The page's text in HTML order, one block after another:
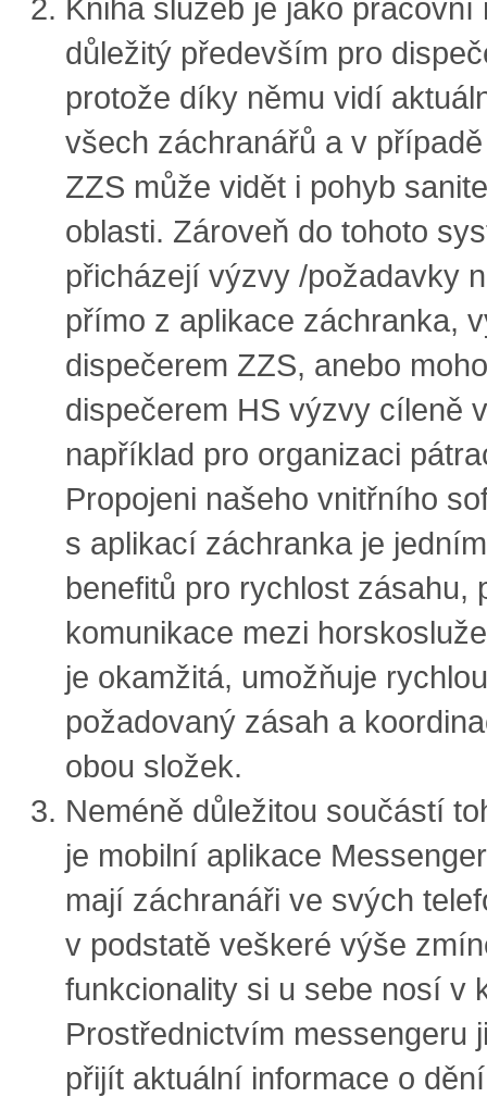
Kniha služeb je jako pracovní
důležitý především pro
protože díky němu vidí
všech záchranářů a v
ZZS může vidět i pohyb
oblasti. Zároveň do tohoto
přicházejí výzvy /požadavky
přímo z aplikace záchranka,
dispečerem ZZS, anebo
dispečerem HS výzvy cíleně
například pro organizaci
Propojeni našeho vnitřního
s aplikací záchranka je
benefitů pro rychlost zásahu,
komunikace mezi
je okamžitá, umožňuje
požadovaný zásah a
obou složek.
Neméně důležitou součástí
je mobilní aplikace
mají záchranáři ve svých
v podstatě veškeré výše
funkcionality si u sebe nosí v
Prostřednictvím messengeru
přijít aktuální informace o